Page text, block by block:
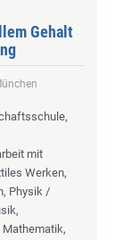
Gehalt
mit
Werken,
Physik /